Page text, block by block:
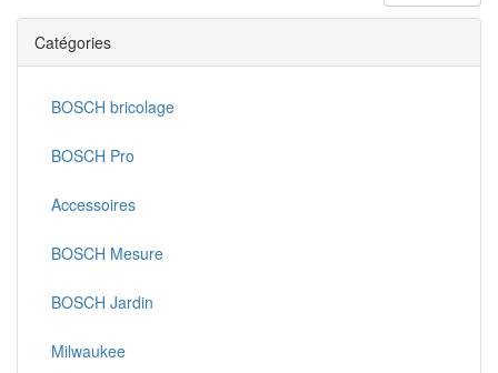
Catégories
BOSCH bricolage
BOSCH Pro
Accessoires
BOSCH Mesure
BOSCH Jardin
Milwaukee